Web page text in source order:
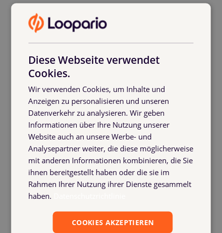
……Entwicklungszeit……
Diese Webseite verwendet
Cookies.
Wir verwenden Cookies, um Inhalte und
Anzeigen zu personalisieren und unseren
Datenverkehr zu analysieren. Wir geben
Informationen über Ihre Nutzung unserer
Website auch an unsere Werbe- und
Analysepartner weiter, die diese möglicherweise
mit anderen Informationen kombinieren, die Sie
ihnen bereitgestellt haben oder die sie im
Rahmen Ihrer Nutzung ihrer Dienste gesammelt
haben.
COOKIES AKZEPTIEREN